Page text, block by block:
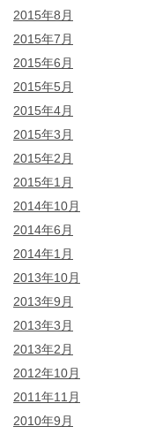
2015年8月
2015年7月
2015年6月
2015年5月
2015年4月
2015年3月
2015年2月
2015年1月
2014年10月
2014年6月
2014年1月
2013年10月
2013年9月
2013年3月
2013年2月
2012年10月
2011年11月
2010年9月